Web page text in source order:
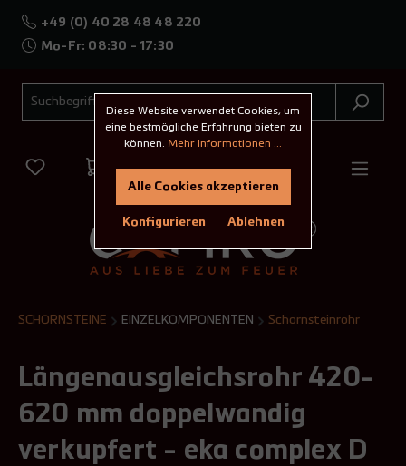
+49 (0) 40 28 48 48 220
Mo-Fr: 08:30 - 17:30
SCHORNSTEINE EINZELKOMPONENTEN Schornsteinrohr
Längenausgleichsrohr 420-
620 mm doppelwandig
verkupfert - eka complex D
Diese Website verwendet Cookies, um
eine bestmögliche Erfahrung bieten zu
können. Mehr Informationen ...
Ablehnen
Konfigurieren
Alle Cookies akzeptieren